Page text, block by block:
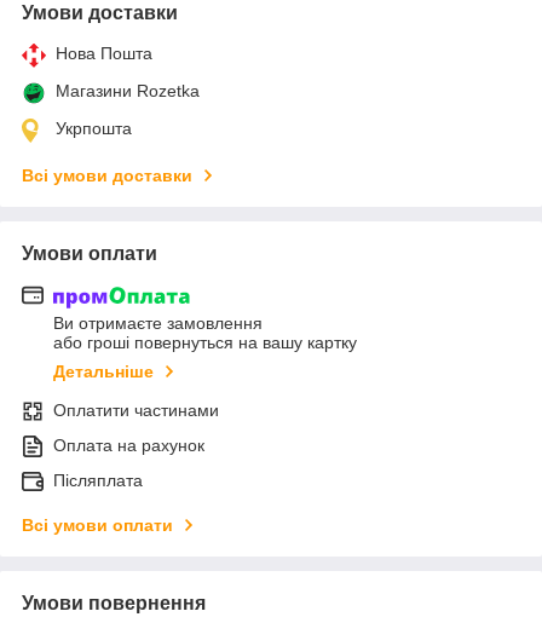
Умови доставки
Нова Пошта
Магазини Rozetka
Укрпошта
Всі умови доставки
Умови оплати
Ви отримаєте замовлення
або гроші повернуться на вашу картку
Детальніше
Оплатити частинами
Оплата на рахунок
Післяплата
Всі умови оплати
Умови повернення